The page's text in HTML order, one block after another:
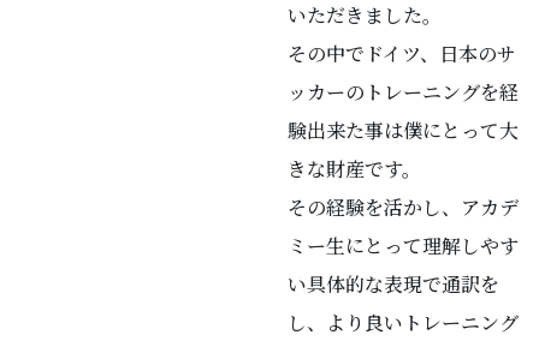
いただきました。
その中でドイツ、日本のサ
ッカーのトレーニングを経
験出来た事は僕にとって大
きな財産です。
その経験を活かし、アカデ
ミー生にとって理解しやす
い具体的な表現で通訳を
し、より良いトレーニング